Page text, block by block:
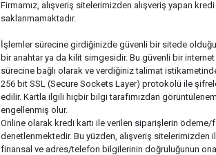
Firmamız, alışveriş sitelerimizden alışveriş yapan
saklanmamaktadır.
İşlemler sürecine girdiğinizde güvenli bir sitede
bir anahtar ya da kilit simgesidir. Bu güvenli bir
sürecine bağlı olarak ve verdiğiniz talimat
256 bit SSL (Secure Sockets Layer) protokolü ile
edilir. Kartla ilgili hiçbir bilgi tarafımızdan
engellenmiş olur.
Online olarak kredi kartı ile verilen siparişlerin ödeme/
denetlenmektedir. Bu yüzden, alışveriş
finansal ve adres/telefon bilgilerinin doğruluğunun